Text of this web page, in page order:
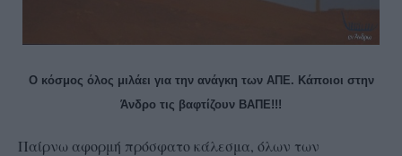
Ο κόσμος όλος μιλάει για την ανάγκη των ΑΠΕ. Κάποιοι στην
Άνδρο τις βαφτίζουν ΒΑΠΕ!!!
Παίρνω αφορμή πρόσφατο κάλεσμα, όλων των